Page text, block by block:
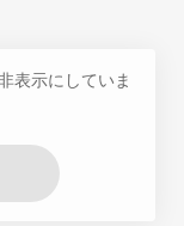
表示にしていま